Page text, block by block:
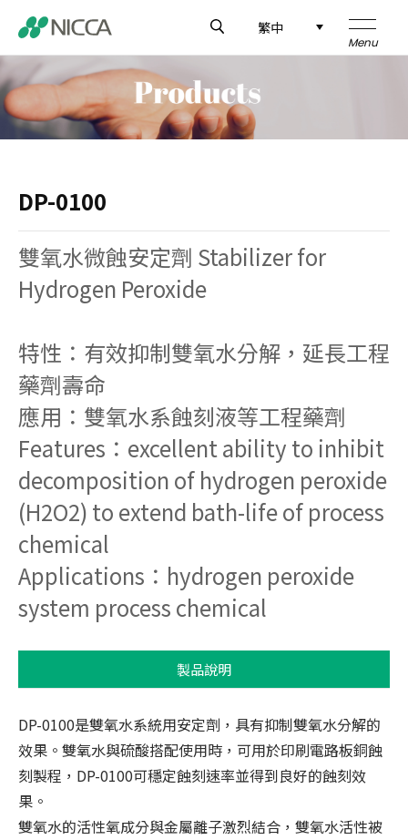
繁中
DP-0100
雙氧水微蝕安定劑 Stabilizer for
Hydrogen Peroxide
特性：有效抑制雙氧水分解，延長工程
藥劑壽命
應用：雙氧水系蝕刻液等工程藥劑
Features：excellent ability to inhibit
decomposition of hydrogen peroxide
(H2O2) to extend bath-life of process
chemical
Applications：hydrogen peroxide
system process chemical
製品說明
DP-0100是雙氧水系統用安定劑，具有抑制雙氧水分解的
效果。雙氧水與硫酸搭配使用時，可用於印刷電路板銅蝕
刻製程，DP-0100可穩定蝕刻速率並得到良好的蝕刻效
果。
雙氧水的活性氧成分與金屬離子激烈結合，雙氧水活性被
企業介紹
製品介紹
應用領域
全球據點
系統認證
聯絡我們